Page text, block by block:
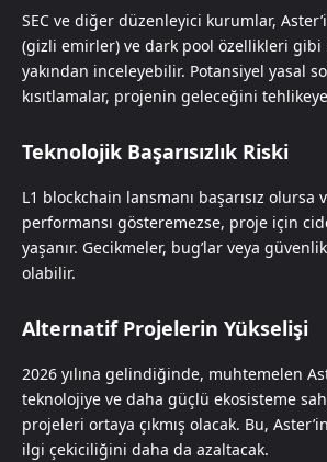
SEC ve diğer düzenleyici kurumlar,
(gizli emirler) ve dark pool özellikleri gibi
yakından inceleyebilir. Potansiyel yasal
kısıtlamalar, projenin geleceğini
Teknolojik Başarısızlık Riski
L1 blockchain lansmanı başarısız olursa
performansı gösteremezse, proje için
yaşanır. Gecikmeler, bug’lar veya
olabilir.
Alternatif Projelerin Yükselişi
2026 yılına gelindiğinde, muhtemelen
teknolojiye ve daha güçlü ekosisteme
projeleri ortaya çıkmış olacak. Bu,
ilgi çekiciliğini daha da azaltacak.